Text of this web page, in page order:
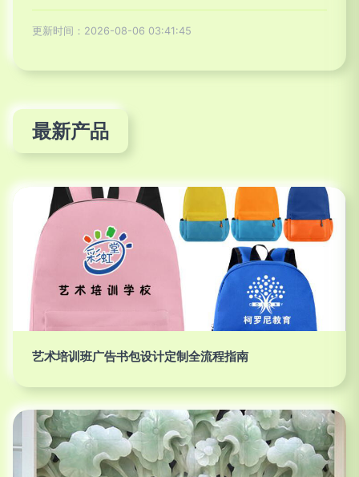
更新时间：2026-08-06 03:41:45
最新产品
艺术培训班广告书包设计定制全流程指南